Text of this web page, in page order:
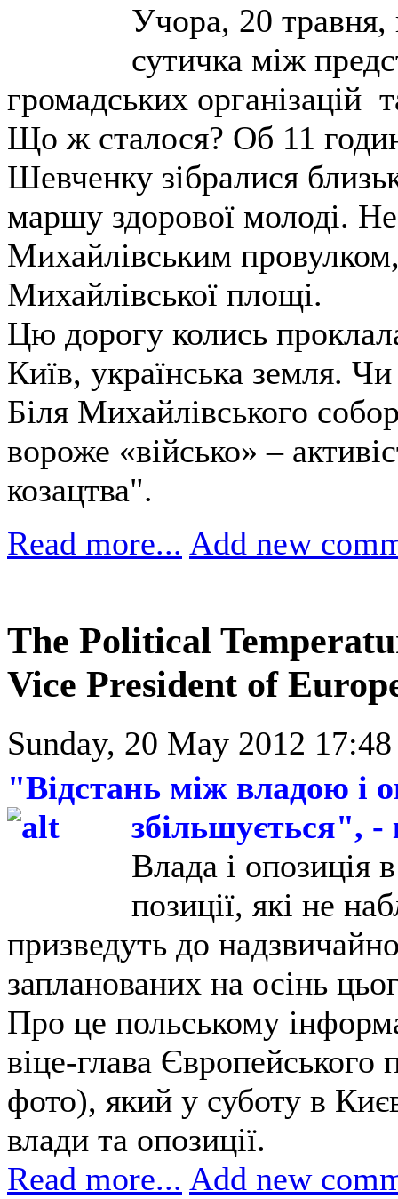
Учора, 20 травня,
сутичка між
громадських організацій
Що ж сталося? Об 11
Шевченку зібралися
маршу здорової молоді.
Михайлівським
Михайлівської площі.
Цю дорогу колись
Київ, українська земля.
Біля Михайлівського
вороже «військо» –
козацтва".
Read more... Add new
The Political
Vice President of
Sunday, 20 May 2012
"Відстань між владою і
збільшується", -
Влада і опозиція
позиції, які не
призведуть до
запланованих на осінь
Про це польському
віце-глава
фото), який у суботу в
влади та опозиції.
Read more... Add new